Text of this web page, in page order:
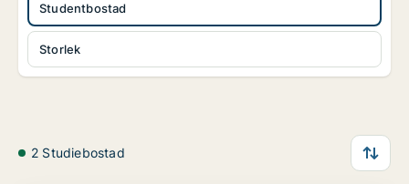
Studentbostad
Storlek
2 Studiebostad